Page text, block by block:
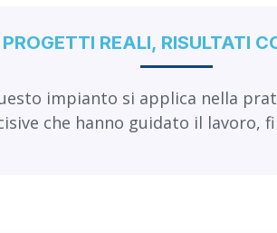
PROGETTI REALI, RISULTATI
impianto si applica nella
che hanno guidato il lavoro,